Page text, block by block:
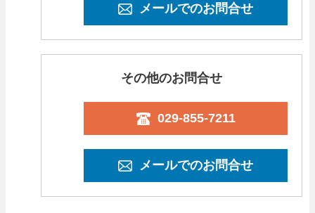
メールでのお問合せ
その他のお問合せ
029-855-7211
メールでのお問合せ